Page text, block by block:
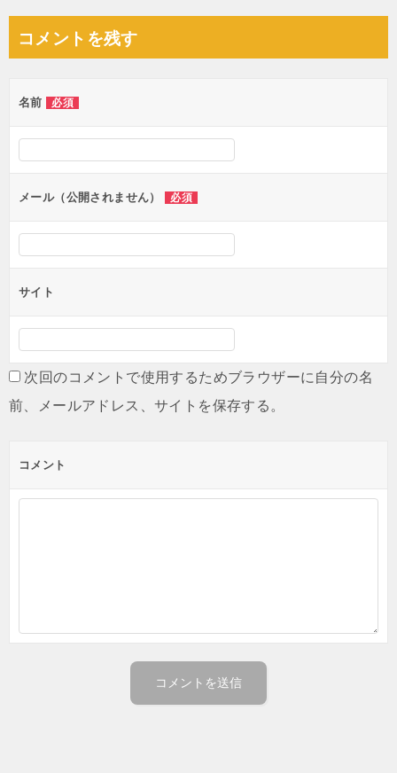
ビ
ー
シ
ン
コメントを残す
名前 必須
メール（公開されません） 必須
サイト
次回のコメントで使用するためブラウザーに自分の名
前、メールアドレス、サイトを保存する。
コメント